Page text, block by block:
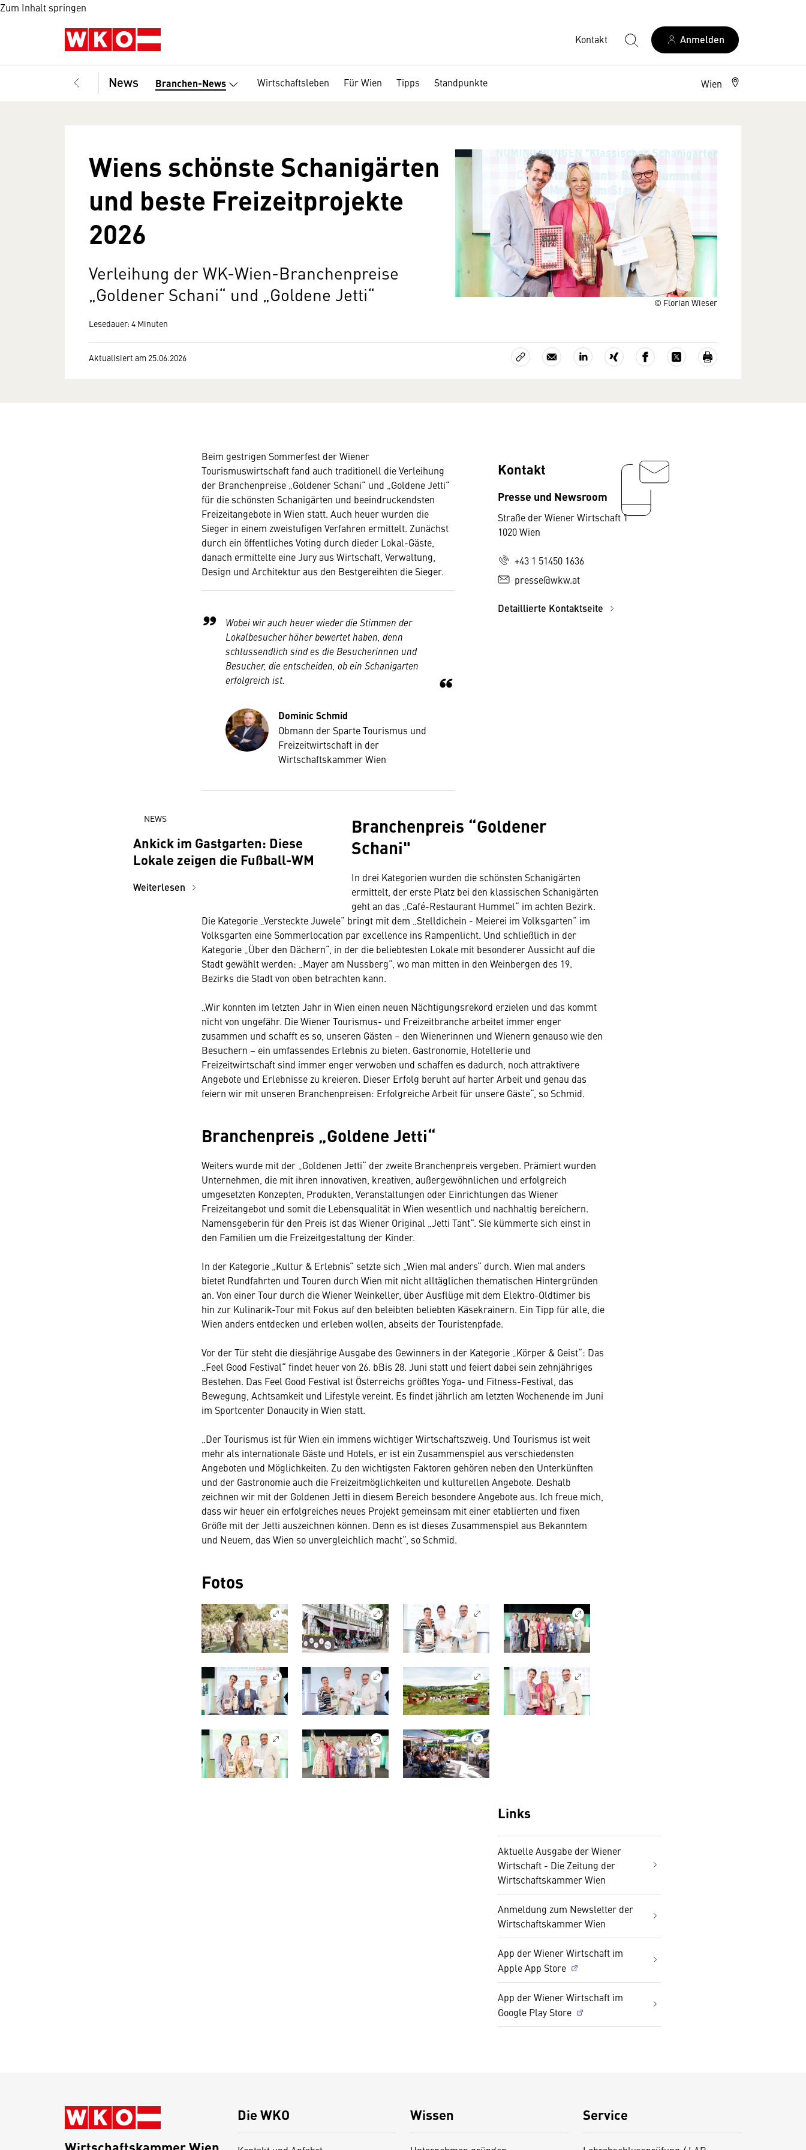
Zum Inhalt springen
Kontakt Anmelden
News Branchen-News Wirtschaftsleben Für Wien Tipps Standpunkte Wien
© Florian Wieser
Wiens schönste Schanigärten
und beste Freizeitprojekte
2026
Verleihung der WK-Wien-Branchenpreise
„Goldener Schani“ und „Goldene Jetti“
Lesedauer: 4 Minuten
Aktualisiert am 25.06.2026
Kontakt
Presse und Newsroom
Straße der Wiener Wirtschaft 1
1020 Wien
+43 1 51450 1636
presse@wkw.at
Detaillierte Kontaktseite
Beim gestrigen Sommerfest der Wiener
Tourismuswirtschaft fand auch traditionell die Verleihung
der Branchenpreise „Goldener Schani“ und „Goldene Jetti“
für die schönsten Schanigärten und beeindruckendsten
Freizeitangebote in Wien statt. Auch heuer wurden die
Sieger in einem zweistufigen Verfahren ermittelt. Zunächst
durch ein öffentliches Voting durch dieder Lokal-Gäste,
danach ermittelte eine Jury aus Wirtschaft, Verwaltung,
Design und Architektur aus den Bestgereihten die Sieger.
Wobei wir auch heuer wieder die Stimmen der
Lokalbesucher höher bewertet haben, denn
schlussendlich sind es die Besucherinnen und
Besucher, die entscheiden, ob ein Schanigarten
erfolgreich ist.
Dominic Schmid
Obmann der Sparte Tourismus und
Freizeitwirtschaft in der
Wirtschaftskammer Wien
NEWS
Ankick im Gastgarten: Diese
Lokale zeigen die Fußball-WM
Weiterlesen
Branchenpreis “Goldener
Schani"
In drei Kategorien wurden die schönsten Schanigärten
ermittelt, der erste Platz bei den klassischen Schanigärten
geht an das „Café-Restaurant Hummel“ im achten Bezirk.
Die Kategorie „Versteckte Juwele“ bringt mit dem „Stelldichein - Meierei im Volksgarten“ im
Volksgarten eine Sommerlocation par excellence ins Rampenlicht. Und schließlich in der
Kategorie „Über den Dächern“, in der die beliebtesten Lokale mit besonderer Aussicht auf die
Stadt gewählt werden: „Mayer am Nussberg“, wo man mitten in den Weinbergen des 19.
Bezirks die Stadt von oben betrachten kann.
„Wir konnten im letzten Jahr in Wien einen neuen Nächtigungsrekord erzielen und das kommt
nicht von ungefähr. Die Wiener Tourismus- und Freizeitbranche arbeitet immer enger
zusammen und schafft es so, unseren Gästen – den Wienerinnen und Wienern genauso wie den
Besuchern – ein umfassendes Erlebnis zu bieten. Gastronomie, Hotellerie und
Freizeitwirtschaft sind immer enger verwoben und schaffen es dadurch, noch attraktivere
Angebote und Erlebnisse zu kreieren. Dieser Erfolg beruht auf harter Arbeit und genau das
feiern wir mit unseren Branchenpreisen: Erfolgreiche Arbeit für unsere Gäste“, so Schmid.
Branchenpreis „Goldene Jetti“
Weiters wurde mit der „Goldenen Jetti“ der zweite Branchenpreis vergeben. Prämiert wurden
Unternehmen, die mit ihren innovativen, kreativen, außergewöhnlichen und erfolgreich
umgesetzten Konzepten, Produkten, Veranstaltungen oder Einrichtungen das Wiener
Freizeitangebot und somit die Lebensqualität in Wien wesentlich und nachhaltig bereichern.
Namensgeberin für den Preis ist das Wiener Original „Jetti Tant“. Sie kümmerte sich einst in
den Familien um die Freizeitgestaltung der Kinder.
In der Kategorie „Kultur & Erlebnis“ setzte sich „Wien mal anders“ durch. Wien mal anders
bietet Rundfahrten und Touren durch Wien mit nicht alltäglichen thematischen Hintergründen
an. Von einer Tour durch die Wiener Weinkeller, über Ausflüge mit dem Elektro-Oldtimer bis
hin zur Kulinarik-Tour mit Fokus auf den beleibten beliebten Käsekrainern. Ein Tipp für alle, die
Wien anders entdecken und erleben wollen, abseits der Touristenpfade.
Vor der Tür steht die diesjährige Ausgabe des Gewinners in der Kategorie „Körper & Geist“: Das
„Feel Good Festival“ findet heuer von 26. bBis 28. Juni statt und feiert dabei sein zehnjähriges
Bestehen. Das Feel Good Festival ist Österreichs größtes Yoga- und Fitness-Festival, das
Bewegung, Achtsamkeit und Lifestyle vereint. Es findet jährlich am letzten Wochenende im Juni
im Sportcenter Donaucity in Wien statt.
„Der Tourismus ist für Wien ein immens wichtiger Wirtschaftszweig. Und Tourismus ist weit
mehr als internationale Gäste und Hotels, er ist ein Zusammenspiel aus verschiedensten
Angeboten und Möglichkeiten. Zu den wichtigsten Faktoren gehören neben den Unterkünften
und der Gastronomie auch die Freizeitmöglichkeiten und kulturellen Angebote. Deshalb
zeichnen wir mit der Goldenen Jetti in diesem Bereich besondere Angebote aus. Ich freue mich,
dass wir heuer ein erfolgreiches neues Projekt gemeinsam mit einer etablierten und fixen
Größe mit der Jetti auszeichnen können. Denn es ist dieses Zusammenspiel aus Bekanntem
und Neuem, das Wien so unvergleichlich macht“, so Schmid.
Fotos
Links
Aktuelle Ausgabe der Wiener
Wirtschaft - Die Zeitung der
Wirtschaftskammer Wien
Anmeldung zum Newsletter der
Wirtschaftskammer Wien
App der Wiener Wirtschaft im
Apple App Store
App der Wiener Wirtschaft im
Google Play Store
Die WKO Wissen Service